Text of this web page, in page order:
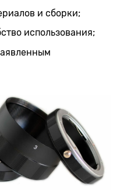
и сборки;
использования;